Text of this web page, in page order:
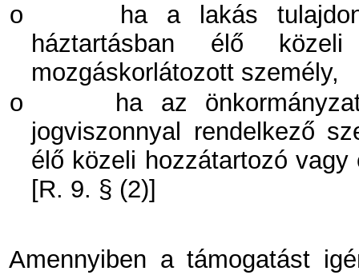
o
ha a lakás
háztartásban élő
mozgáskorlátozott személy,
o
ha az
jogviszonnyal rendelkező
élő közeli hozzátartozó
[R. 9. § (2)]
Amennyiben a támogatást